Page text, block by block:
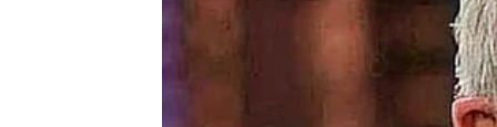
BIK
Bikovi su prvi znak koji prima dvostruku